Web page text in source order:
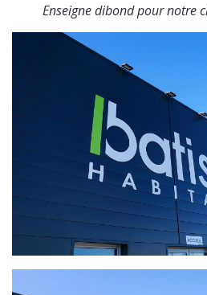
Enseigne dibond pour notre